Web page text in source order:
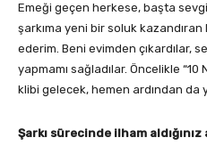
Emeği geçen herkese, başta
şarkıma yeni bir soluk
ederim. Beni evimden çıkardılar,
yapmamı sağladılar. Öncelikle
klibi gelecek, hemen ardından da
Şarkı sürecinde ilham